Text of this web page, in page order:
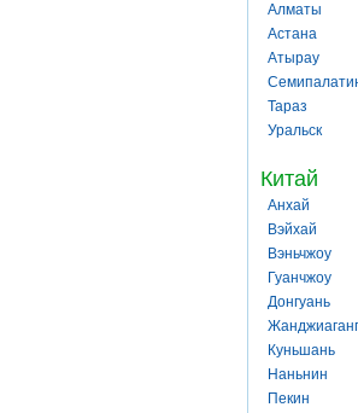
Алматы
Астана
Атырау
Тараз
Уральск
Китай
Анхай
Вэйхай
Вэньчжоу
Гуанчжоу
Донгуань
Куньшань
Наньнин
Пекин